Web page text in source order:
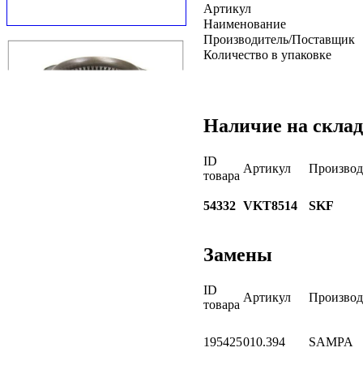
Артикул
Наименование
Производитель/Поставщик
Количество в упаковке
Наличие на
ID
товара
Артикул
54332 VKT8514 SKF
Замены
ID
товара
Артикул
195425010.394 SAMPA